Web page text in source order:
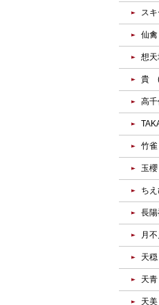
ス
仙
想
貴 (
高
竹
玉
ちえ
長
月
天
天
天